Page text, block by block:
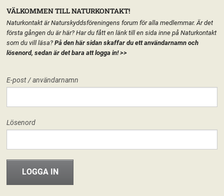
FORUM
INFO & MATERIAL
HEM FÖRENINGEN KEMIKALIENÄTVERKET
Nominera kandidater till
Riksstyrelsen!
VÄLKOMMEN TILL NATURKONTAKT!
Naturkontakt är Naturskyddsföreningens forum för alla medlemmar. Är det
första gången du är här? Har du fått en länk till en sida inne på Naturkontakt
som du vill läsa? På den här sidan skaffar du ett användarnamn och
lösenord, sedan är det bara att logga in!>>
E-post / användarnamn
Lösenord